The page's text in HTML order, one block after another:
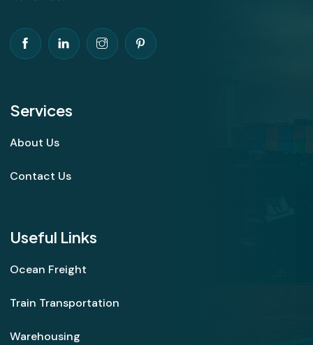
Services
About Us
Contact Us
Useful Links
Ocean Freight
Train Transportation
Warehousing